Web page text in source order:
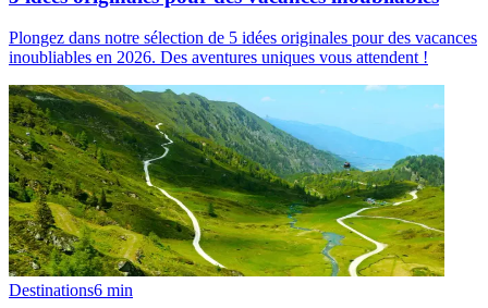
Plongez dans notre sélection de 5 idées originales pour des vacances
inoubliables en 2026. Des aventures uniques vous attendent !
Destinations6 min